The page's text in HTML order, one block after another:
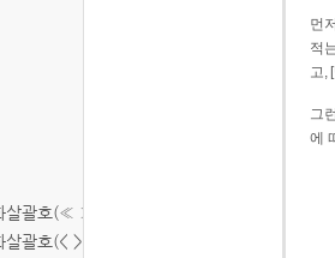
살괄호(≪ ≫)
살괄호(< >)
먼
적는
고,
그
에